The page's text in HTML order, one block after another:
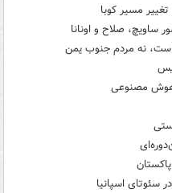
مسیر کوبا
ساویچ، صلاح و اونانا
نه مردم جنوب یمن
هوش مصنوعی